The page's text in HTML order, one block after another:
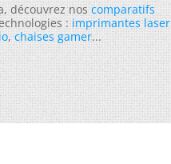
découvrez noscomparatifs
:imprimantes laser
,chaises gamer...